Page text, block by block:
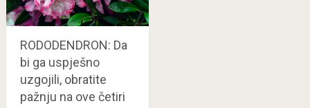
RODODENDRON: Da
bi ga uspješno
uzgojili, obratite
pažnju na ove četiri